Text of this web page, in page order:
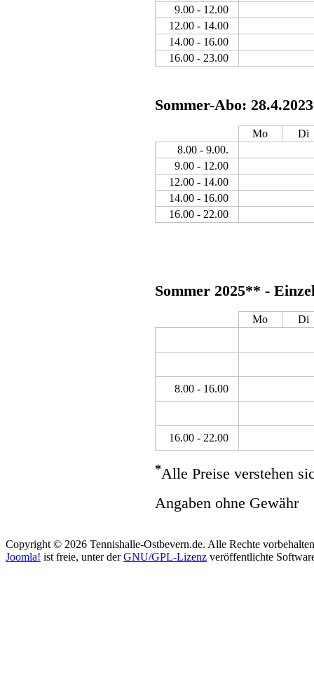
9.00 - 12.00
12.00 - 14.00
14.00 - 16.00
16.00 - 23.00
Sommer-Abo:
Mo
Di
8.00 - 9.00.
9.00 - 12.00
12.00 - 14.00
14.00 - 16.00
16.00 - 22.00
Sommer 2025** -
Mo Di
8.00 - 16.00
16.00 - 22.00
*Alle Preise verstehen
Angaben ohne Gewähr
Copyright © 2026 Tennishalle-Ostbevern.de. Alle Rechte
Joomla! ist freie, unter derGNU/GPL-Lizenz veröffentlichte